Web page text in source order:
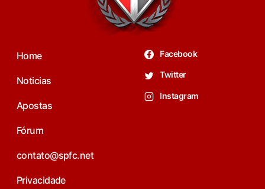
Home
Noticias
Apostas
Fórum
contato@spfc.net
Privacidade
Facebook
Twitter
Instagram